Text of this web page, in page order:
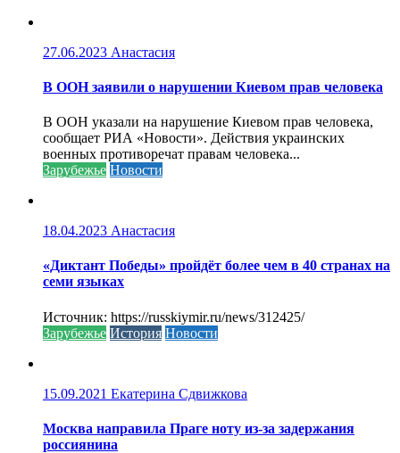
27.06.2023 Анастасия
В ООН заявили о нарушении Киевом прав человека
В ООН указали на нарушение Киевом прав человека,
сообщает РИА «Новости». Действия украинских
военных противоречат правам человека...
Зарубежье Новости
18.04.2023 Анастасия
«Диктант Победы» пройдёт более чем в 40 странах на
семи языках
Источник: https://russkiymir.ru/news/312425/
Зарубежье История Новости
15.09.2021 Екатерина Сдвижкова
Москва направила Праге ноту из-за задержания
россиянина